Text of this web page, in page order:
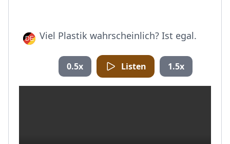
Viel Plastik wahrscheinlich? Ist egal.
0.5x Listen 1.5x